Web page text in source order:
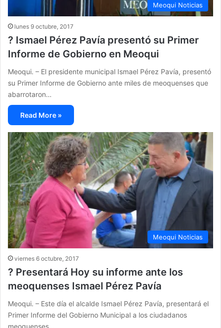
Meoqui Noticias
lunes 9 octubre, 2017
? Ismael Pérez Pavía presentó su Primer
Informe de Gobierno en Meoqui
Meoqui. – El presidente municipal Ismael Pérez Pavía, presentó
su Primer Informe de Gobierno ante miles de meoquenses que
abarrotaron…
Read More »
Meoqui Noticias
viernes 6 octubre, 2017
? Presentará Hoy su informe ante los
meoquenses Ismael Pérez Pavía
Meoqui. – Este día el alcalde Ismael Pérez Pavía, presentará el
Primer Informe del Gobierno Municipal a los ciudadanos
meoquenses…